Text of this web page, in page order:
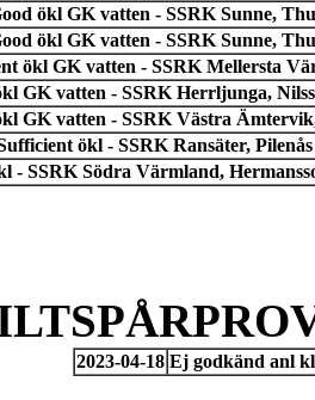
ökl GK vatten - SSRK Sunne,
ökl GK vatten - SSRK Sunne,
ökl GK vatten - SSRK Mellersta
GK vatten - SSRK Herrljunga,
GK vatten - SSRK Västra
ökl - SSRK Ransäter,
- SSRK Södra Värmland,
2023-04-18 Ej godkänd anl